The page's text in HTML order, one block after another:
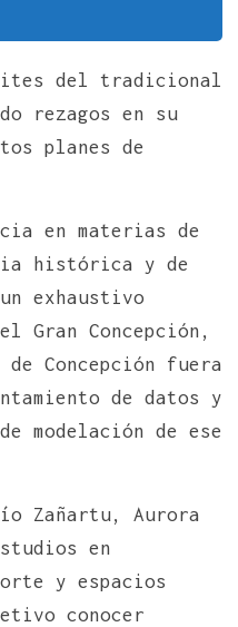
del tradicional
rezagos en su
planes de
en materias de
histórica y de
exhaustivo
Gran Concepción,
Concepción fuera
de datos y
modelación de ese
Zañartu, Aurora
en
y espacios
conocer